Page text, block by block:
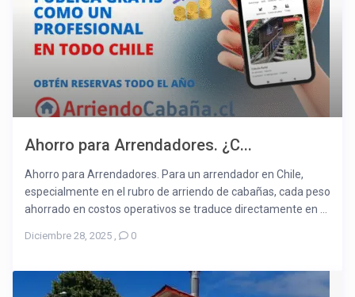
Ahorro para Arrendadores. ¿C...
Ahorro para Arrendadores. Para un arrendador en Chile,
especialmente en el rubro de arriendo de cabañas, cada peso
ahorrado en costos operativos se traduce directamente en ...
Diciembre 28, 2025, 0